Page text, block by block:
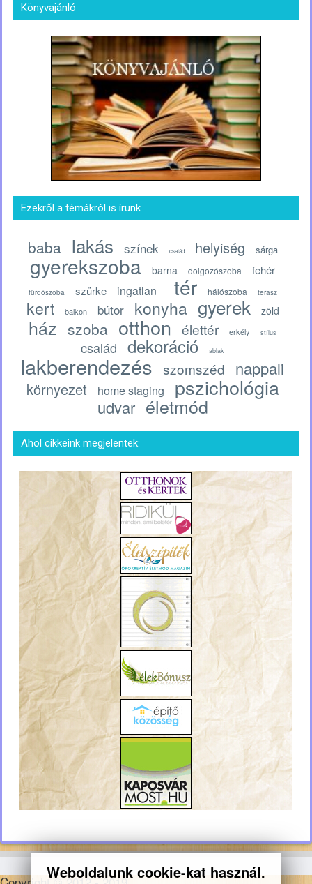
Weboldalunk cookie-kat használ.
Könyvajánló
Ezekről a témákról is írunk
baba lakás színek család helyiség sárga
gyerekszoba barna dolgozószoba fehér
fürdőszoba szürke ingatlan tér hálószoba terasz
kert balkon bútor konyha gyerek zöld
ház szoba otthon élettér erkély stílus
család dekoráció ablak
lakberendezés szomszéd nappali
környezet home staging pszichológia
udvar életmód
Ahol cikkeink megjelentek: